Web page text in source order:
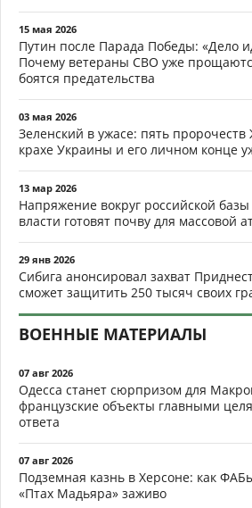
15 мая 2026
Путин после Парада Победы: «Дело
Почему ветераны СВО уже
боятся предательства
03 мая 2026
Зеленский в ужасе: пять
крахе Украины и его личном конце
13 мар 2026
Напряжение вокруг российской
власти готовят почву для массовой
29 янв 2026
Сибига анонсировал захват
сможет защитить 250 тысяч своих
ВОЕННЫЕ МАТЕРИАЛЫ
07 авг 2026
Одесса станет сюрпризом для
французские объекты главными
ответа
07 авг 2026
Подземная казнь в Херсоне: как
«Птах Мадьяра» заживо